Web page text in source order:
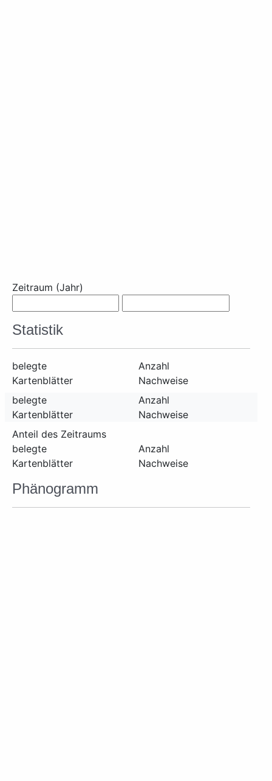
Zeitraum (Jahr)
Statistik
belegte
Kartenblätter
Anzahl
Nachweise
belegte
Kartenblätter
Anzahl
Nachweise
Anteil des Zeitraums
belegte
Kartenblätter
Anzahl
Nachweise
Phänogramm